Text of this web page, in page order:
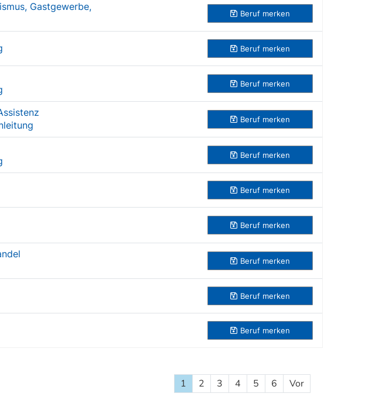
Gastgewerbe,
Beruf merken
Beruf merken
Beruf merken
Beruf merken
Beruf merken
Beruf merken
Beruf merken
Beruf merken
Beruf merken
Beruf merken
1 2 3 4 5 6 Vor